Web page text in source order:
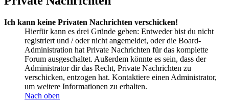
Ich kann keine Privaten Nachrichten verschicken!
Hierfür kann es drei Gründe geben: Entweder bist du nicht
registriert und / oder nicht angemeldet, oder die Board-
Administration hat Private Nachrichten für das komplette
Forum ausgeschaltet. Außerdem könnte es sein, dass der
Administrator dir das Recht, Private Nachrichten zu
verschicken, entzogen hat. Kontaktiere einen Administrator,
um weitere Informationen zu erhalten.
Nach oben